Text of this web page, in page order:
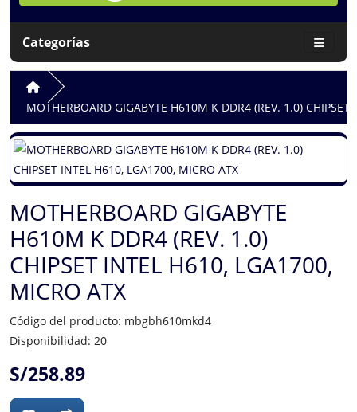
Categorías
MOTHERBOARD GIGABYTE H610M K DDR4 (REV. 1.0)
MOTHERBOARD GIGABYTE
H610M K DDR4 (REV. 1.0)
CHIPSET INTEL H610, LGA1700,
MICRO ATX
Código del producto: mbgbh610mkd4
Disponibilidad: 20
S/258.89